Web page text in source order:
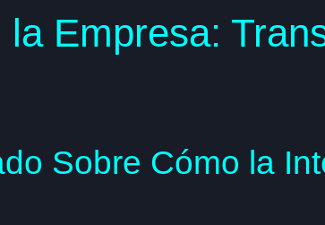
Empresa:
Sobre Cómo la